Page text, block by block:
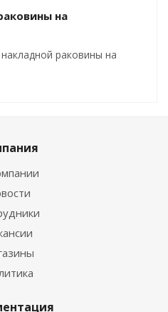
на
раковины на